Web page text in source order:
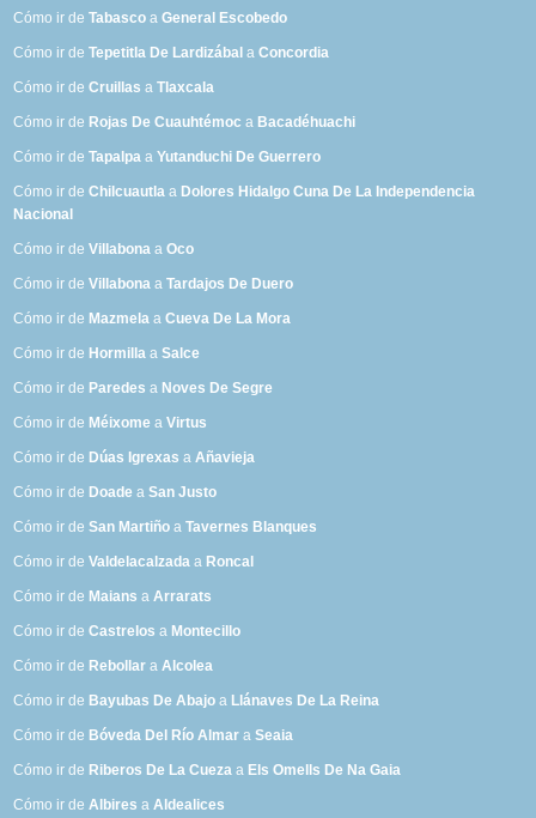
Cómo ir deTabasco aGeneral Escobedo
Cómo ir deTepetitla De Lardizábal aConcordia
Cómo ir deCruillas aTlaxcala
Cómo ir de Rojas De Cuauhtémoc a Bacadéhuachi
Cómo ir deTapalpa aYutanduchi De Guerrero
Cómo ir deChilcuautla a Dolores Hidalgo Cuna De La Independencia
Nacional
Cómo ir deVillabona aOco
Cómo ir deVillabona aTardajos De Duero
Cómo ir de Mazmela aCueva De La Mora
Cómo ir de Hormilla aSalce
Cómo ir de Paredes a Noves De Segre
Cómo ir de Méixome aVirtus
Cómo ir de Dúas Igrexas aAñavieja
Cómo ir de Doade aSan Justo
Cómo ir deSan Martiño aTavernes Blanques
Cómo ir deValdelacalzada a Roncal
Cómo ir de Maians aArrarats
Cómo ir deCastrelos a Montecillo
Cómo ir de Rebollar aAlcolea
Cómo ir de Bayubas De Abajo a Llánaves De La Reina
Cómo ir de Bóveda Del Río Almar aSeaia
Cómo ir de Riberos De La Cueza a Els Omells De Na Gaia
Cómo ir deAlbires aAldealices